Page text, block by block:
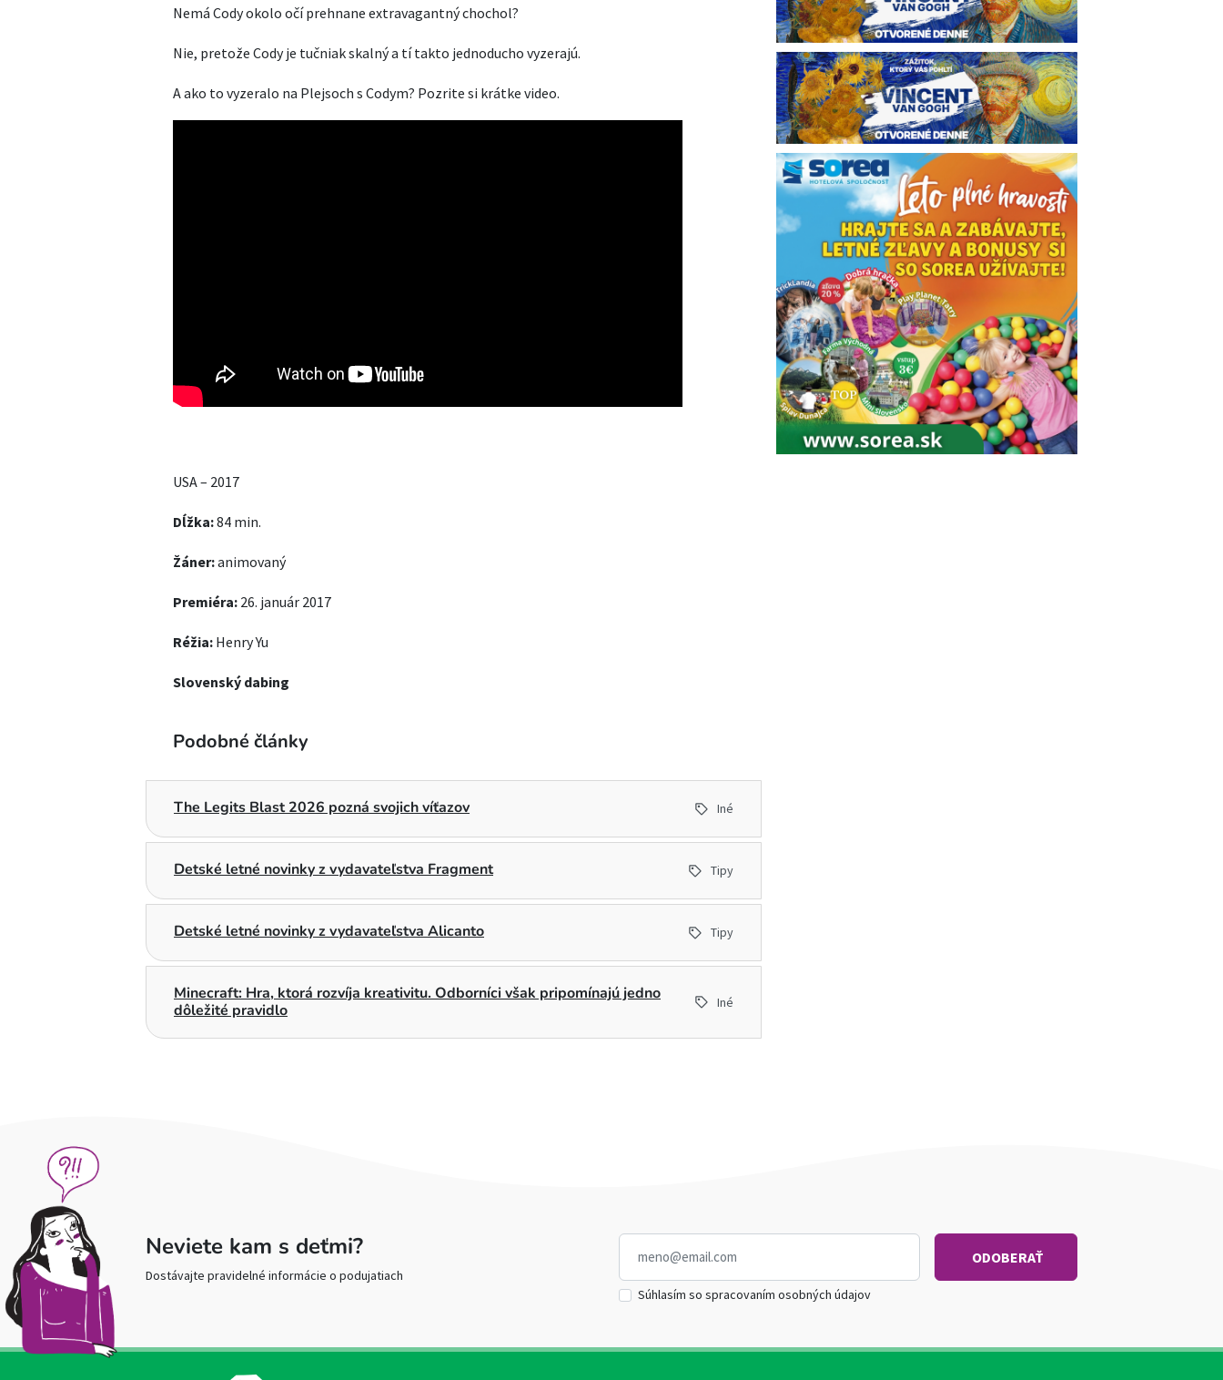
Nemá Cody okolo očí prehnane extravagantný chochol?
Nie, pretože Cody je tučniak skalný a tí takto jednoducho vyzerajú.
A ako to vyzeralo na Plejsoch s Codym? Pozrite si krátke video.
USA – 2017
Dĺžka:84 min.
Žáner:animovaný
Premiéra: 26. január 2017
Réžia: Henry Yu
Slovenský dabing
Podobné články
The Legits Blast 2026 pozná svojich víťazov Iné
Detské letné novinky z vydavateľstva Fragment Tipy
Detské letné novinky z vydavateľstva Alicanto Tipy
Minecraft: Hra, ktorá rozvíja kreativitu. Odborníci však pripomínajú jedno
dôležité pravidlo
Iné
Neviete kam s deťmi?
Dostávajte pravidelné informácie o podujatiach
Súhlasím so spracovaním osobných údajov